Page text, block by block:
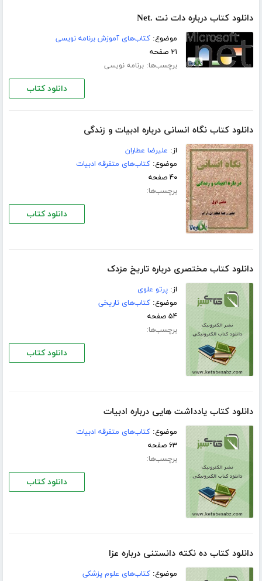
دانلود کتاب درباره دات نت .Net
موضوع:کتاب‌های آموزش برنامه نویسی
۲۱ صفحه
برچسب‌ها:برنامه نویسی
دانلود کتاب
دانلود کتاب نگاه انسانی درباره ادبیات و زندگی
از: علیرضا عطاران
موضوع:کتاب‌های متفرقه ادبیات
۴۰ صفحه
برچسب‌ها:
دانلود کتاب
دانلود کتاب مختصری درباره تاریخ مزدک
از:پرتو علوی
موضوع:کتاب‌های تاریخی
۵۴ صفحه
برچسب‌ها:
دانلود کتاب
دانلود کتاب یادداشت هایی درباره ادبیات
موضوع:کتاب‌های متفرقه ادبیات
۶۳ صفحه
برچسب‌ها:
دانلود کتاب
دانلود کتاب ده نکته دانستنی درباره عزا
موضوع:کتاب‌های علوم پزشکی